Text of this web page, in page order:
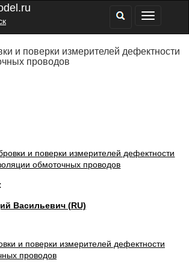
и поверки измерителей дефектности
проводов
Васильевич (RU)